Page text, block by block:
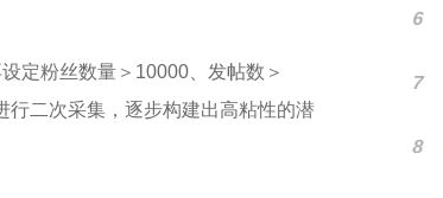
定粉丝数量＞10000、发帖数＞
行二次采集，逐步构建出高粘性的潜